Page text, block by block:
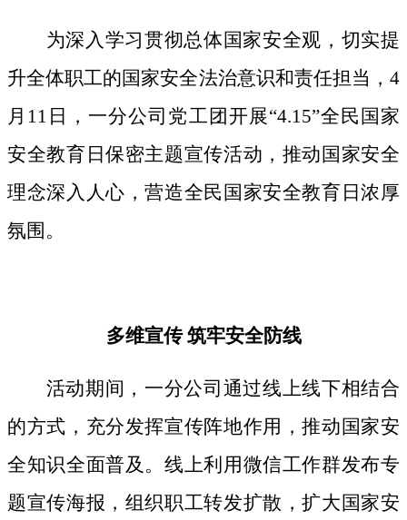
为深入学习贯彻总体国家安全观，切实提
升全体职工的国家安全法治意识和责任担当， 4
月11日，一分公司党工团开展“4.15”全民国家
安全教育日保密主题宣传活动，推动国家安全
理念深入人心，营造全民国家安全教育日浓厚
氛围。
多维宣传筑牢安全防线
活动期间， 一分公司通过线上线下相结合
的方式， 充分发挥宣传阵地作用，推动国家安
全知识全面普及。线上利用微信工作群发布专
题宣传海报，组织职工转发扩散，扩大国家安